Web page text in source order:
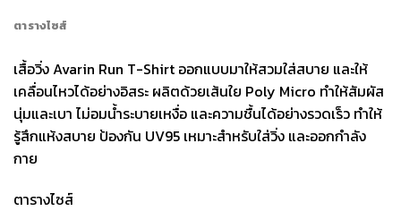
ตารางไซส์
เสื้อวิ่ง Avarin Run T-Shirt ออกแบบมาให้สวมใส่สบาย และให้
เคลื่อนไหวได้อย่างอิสระ ผลิตด้วยเส้นใย Poly Micro ทำให้สัมผัส
นุ่มและเบา ไม่อมน้ำระบายเหงื่อ และความชื้นได้อย่างรวดเร็ว ทำให้
รู้สึกแห้งสบาย ป้องกัน UV95 เหมาะสำหรับใส่วิ่ง และออกกำลัง
กาย
ตารางไซส์